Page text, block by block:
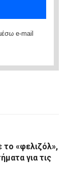
e-mail
το «φελιζόλ»,
για τις